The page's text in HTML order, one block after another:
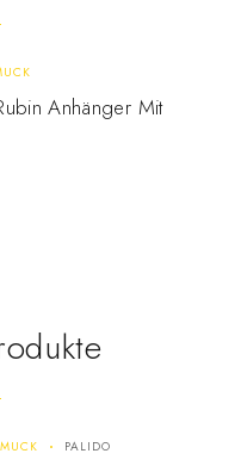
Anhänger Mit
PALIDO